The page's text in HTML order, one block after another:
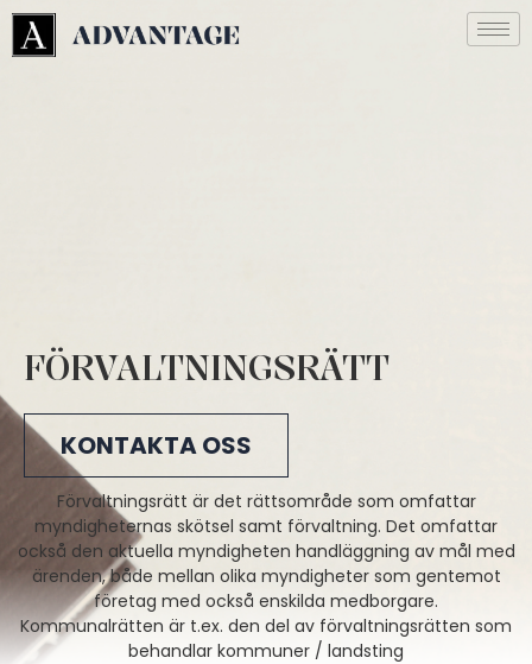
FÖRVALTNINGSRÄTT
KONTAKTA OSS
Förvaltningsrätt är det rättsområde som omfattar
myndigheternas skötsel samt förvaltning. Det omfattar
också den aktuella myndigheten handläggning av mål med
ärenden, både mellan olika myndigheter som gentemot
företag med också enskilda medborgare.
Kommunalrätten är t.ex. den del av förvaltningsrätten som
behandlar kommuner / landsting